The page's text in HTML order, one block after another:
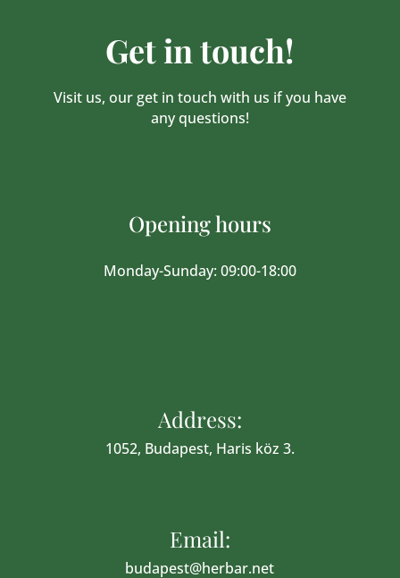
Get in touch!
Visit us, our get in touch with us if you have
any questions!
Opening hours
Monday-Sunday: 09:00-18:00
Address:
1052, Budapest, Haris köz 3.
Email:
budapest@herbar.net